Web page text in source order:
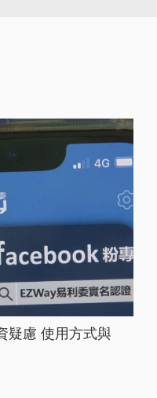
疑慮 使用方式與